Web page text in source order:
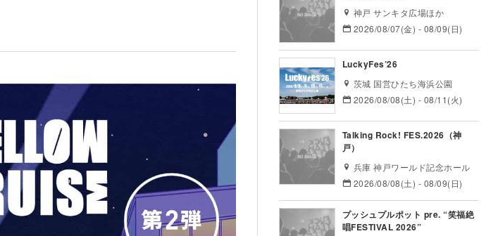
神戸 サンキタ広場ほか
2026/08/07(金) - 08/09(日)
LuckyFes’26
茨城 国営ひたち海浜公園
2026/08/08(土) - 08/11(火)
Talking Rock! FES.2026（神
戸）
兵庫 神戸ワールド記念ホール
2026/08/08(土) - 08/09(日)
プッシュプルポット pre. “笑福絶
唱FESTIVAL 2026”